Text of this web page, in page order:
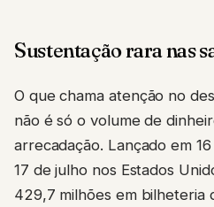
Sustentação rara nas
O que chama atenção no
não é só o volume de
arrecadação. Lançado em
17 de julho nos Estados
429,7 milhões em bilheteria